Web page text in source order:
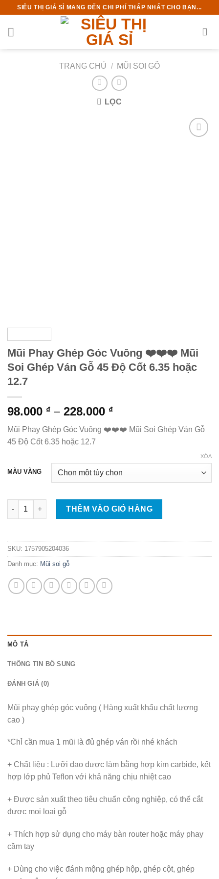
Chuyển
nội
SIÊU THỊ GIÁ SỈ MANG ĐẾN CHI PHÍ THẤP NHẤT CHO BẠN...
TRANG CHỦ / MŨI SOI GỖ
LỌC
Mũi Phay Ghép Góc Vuông ❤️❤️❤️ Mũi
Soi Ghép Ván Gỗ 45 Độ Cốt 6.35 hoặc
12.7
98.000 ₫ – 228.000 ₫Khoảng
từ
228.000 ₫
Mũi Phay Ghép Góc Vuông ❤️❤️❤️ Mũi Soi Ghép Ván Gỗ
45 Độ Cốt 6.35 hoặc 12.7
MÀU VÀNG
XÓA
Mũi Phay Ghép Góc Vuông ❤️❤️❤️ Mũi Soi Ghép Ván Gỗ 45 Độ
THÊM VÀO GIỎ HÀNG
SKU: 1757905204036
Danh mục: Mũi soi gỗ
MÔ TẢ
THÔNG TIN BỔ SUNG
ĐÁNH GIÁ (0)
Mũi phay ghép góc vuông ( Hàng xuất khẩu chất lượng
cao )
*Chỉ cần mua 1 mũi là đủ ghép ván rồi nhé khách
+ Chất liệu : Lưỡi dao được làm bằng hợp kim carbide, kết
hợp lớp phủ Teflon với khả năng chịu nhiệt cao
+ Được sản xuất theo tiêu chuẩn công nghiệp, có thể cắt
được mọi loại gỗ
+ Thích hợp sử dụng cho máy bàn router hoặc máy phay
cầm tay
+ Dùng cho việc đánh mộng ghép hộp, ghép cột, ghép